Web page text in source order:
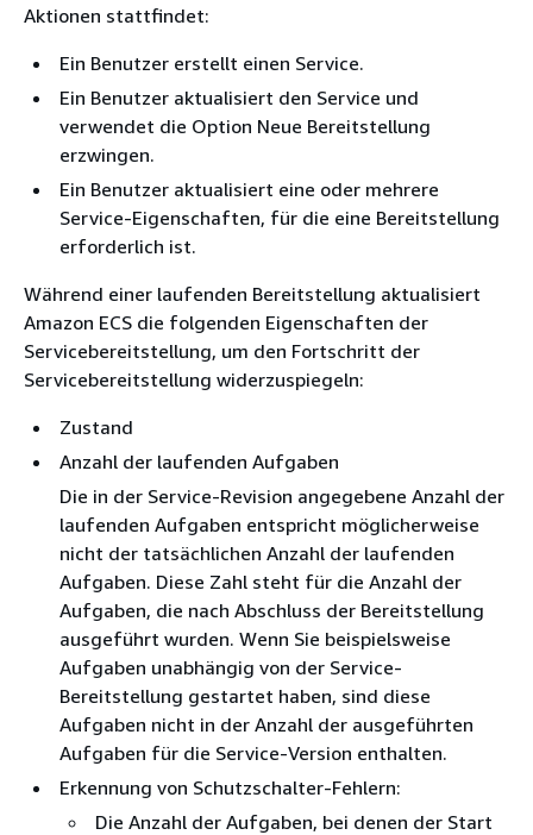
Aktionen stattfindet:
Ein Benutzer erstellt einen Service.
Ein Benutzer aktualisiert den Service und
verwendet die Option Neue Bereitstellung
erzwingen.
Ein Benutzer aktualisiert eine oder mehrere
Service-Eigenschaften, für die eine Bereitstellung
erforderlich ist.
Während einer laufenden Bereitstellung aktualisiert
Amazon ECS die folgenden Eigenschaften der
Servicebereitstellung, um den Fortschritt der
Servicebereitstellung widerzuspiegeln:
Zustand
Anzahl der laufenden Aufgaben
Die in der Service-Revision angegebene Anzahl der
laufenden Aufgaben entspricht möglicherweise
nicht der tatsächlichen Anzahl der laufenden
Aufgaben. Diese Zahl steht für die Anzahl der
Aufgaben, die nach Abschluss der Bereitstellung
ausgeführt wurden. Wenn Sie beispielsweise
Aufgaben unabhängig von der Service-
Bereitstellung gestartet haben, sind diese
Aufgaben nicht in der Anzahl der ausgeführten
Aufgaben für die Service-Version enthalten.
Erkennung von Schutzschalter-Fehlern:
Die Anzahl der Aufgaben, bei denen der Start